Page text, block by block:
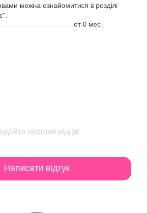
можна ознайомитися в розділі
от 0 мес
перший відгук
Написати відгук